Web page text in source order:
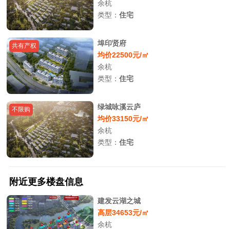
余杭
类型：住宅
共有产权
埠印贤府
均价22500元/㎡
余杭
类型：住宅
不限购
绿城咏溪云庐
均价33150元/㎡
余杭
类型：住宅
附近更多楼盘信息
建发云湖之城
高层34653元/㎡
余杭